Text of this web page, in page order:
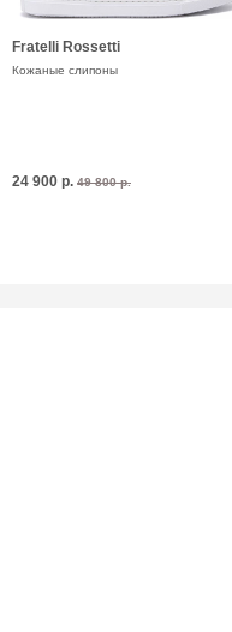
Fratelli Rossetti
Кожаные слипоны
24 900 р. 49 800 р.